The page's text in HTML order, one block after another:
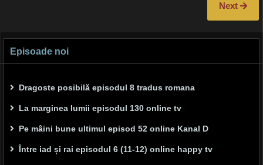
Next
Episoade noi
Dragoste posibilă episodul 8 tradus romana
La marginea lumii episodul 130 online tv
Pe mâini bune ultimul episod 52 online Kanal D
Între iad și rai episodul 6 (11-12) online happy tv